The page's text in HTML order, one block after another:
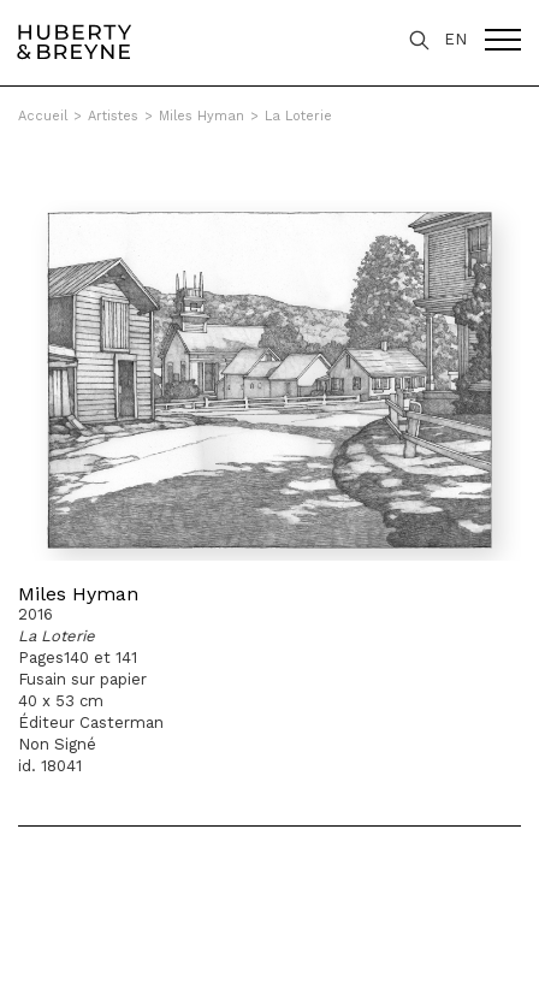
EN
Accueil > Artistes > Miles Hyman > La Loterie
Miles Hyman
2016
La Loterie
Pages140 et 141
Fusain sur papier
40 x 53 cm
Éditeur Casterman
Non Signé
id. 18041